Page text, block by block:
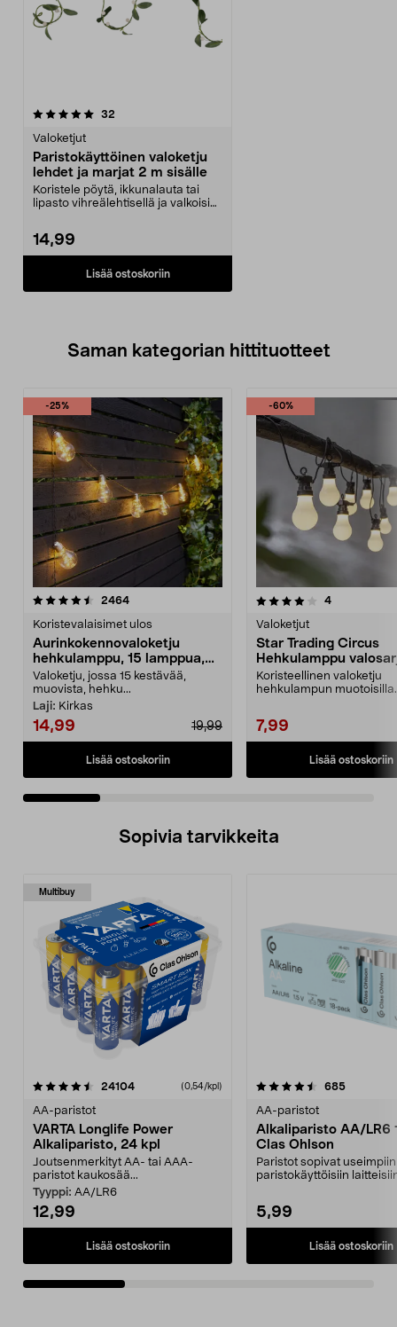
32
Valoketjut
Paristokäyttöinen valoketju
lehdet ja marjat 2 m sisälle
Koristele pöytä, ikkunalauta tai
lipasto vihreälehtisellä ja valkoisin
14,99
Lisää ostoskoriin
Saman kategorian hittituotteet
-25%
2464arvostelut
Koristevalaisimet ulos
Aurinkokennovaloketju
hehkulamppu, 15 lamppua,
7,2 m
Valoketju, jossa 15 kestävää,
muovista, hehku...
Laji: Kirkas
14,99 19,99
Lisää ostoskoriin
-60%
4.0 viidestä
4arvostelut
Valoketjut
Star Trading Circus
Hehkulamppu
10 LED
Koristeellinen valoketju
hehkulampun muotoisilla
7,99
Lisää ostoskoriin
4.5 viidestä
Sopivia tarvikkeita
Multibuy
24104arvostelut(0,54/kpl)
AA-paristot
VARTA Longlife Power
Alkaliparisto, 24 kpl
Joutsenmerkityt AA- tai AAA-
paristot kaukosää...
Tyyppi: AA/LR6
12,99
Lisää ostoskoriin
4.5viidestä
685arvostelut
AA-paristot
Alkaliparisto AA/LR6
Clas Ohlson
Paristot sopivat useimpiin
paristokäyttöisiin
5,99
Lisää ostoskoriin
4.5viidestä